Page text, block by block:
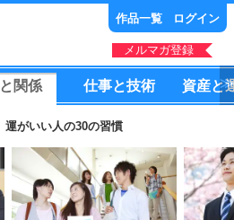
作品一覧 ログイン
メルマガ登録
と 関係 仕事と技術 資産と
運がいい人の30の習慣